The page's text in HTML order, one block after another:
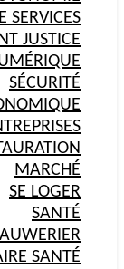
SERVICES
JUSTICE
SÉCURITÉ
MARCHÉ
SE LOGER
SANTÉ
SANTÉ